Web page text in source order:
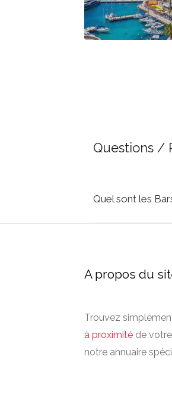
Questions /
Quel sont les
A propos du
Trouvez
à proximité de
notre annuaire